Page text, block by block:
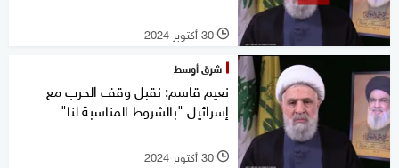
l 30 أكتوبر 2024
شرق أوسط
نعيم قاسم: نقبل وقف الحرب مع
إسرائيل "بالشروط المناسبة لنا"
l 30 أكتوبر 2024